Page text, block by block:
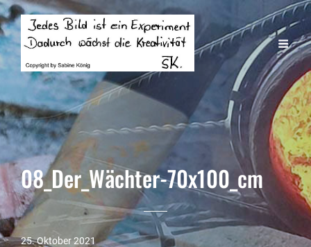
08_Der_Wächter-70x100_cm
25. Oktober 2021